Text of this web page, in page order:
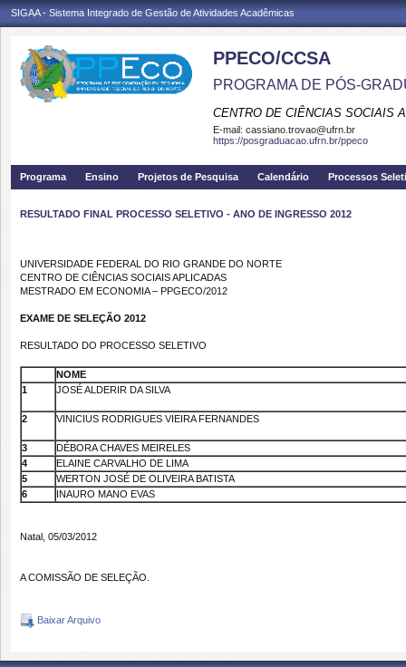
SIGAA - Sistema Integrado de Gestão de Atividades Acadêmicas
PPECO/CCSA
PROGRAMA DE PÓS-
CENTRO DE CIÊNCIAS SOCIAIS
E-mail: cassiano.trovao@ufrn.br
https://posgraduacao.ufrn.br/ppeco
Programa Ensino Projetos de Pesquisa Calendário Processos
RESULTADO FINAL PROCESSO SELETIVO - ANO DE INGRESSO 2012
UNIVERSIDADE FEDERAL DO RIO GRANDE DO NORTE
CENTRO DE CIÊNCIAS SOCIAIS APLICADAS
MESTRADO EM ECONOMIA – PPGECO/2012
EXAME DE SELEÇÃO 2012
RESULTADO DO PROCESSO SELETIVO
NOME
1
JOSÉ ALDERIR DA SILVA
2 VINICIUS RODRIGUES VIEIRA FERNANDES
3
DÉBORA CHAVES MEIRELES
4
ELAINE CARVALHO DE LIMA
5
WERTON JOSÉ DE OLIVEIRA BATISTA
6
INAURO MANO EVAS
Natal, 05/03/2012
A COMISSÃO DE SELEÇÃO.
Baixar Arquivo